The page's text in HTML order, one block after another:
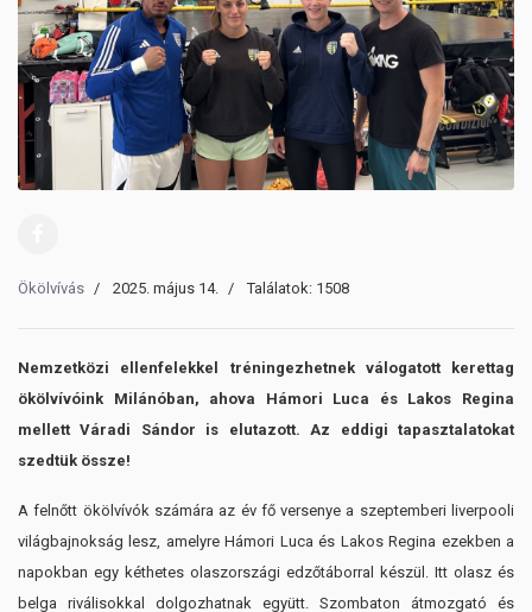
Ökölvívás 2025. május 14. Találatok: 1508
Nemzetközi ellenfelekkel tréningezhetnek válogatott kerettag
ökölvívóink Milánóban, ahova Hámori Luca és Lakos Regina
mellett Váradi Sándor is elutazott. Az eddigi tapasztalatokat
szedtük össze!
A felnőtt ökölvívók számára az év fő versenye a szeptemberi liverpooli
világbajnokság lesz, amelyre Hámori Luca és Lakos Regina ezekben a
napokban egy kéthetes olaszországi edzőtáborral készül. Itt olasz és
belga riválisokkal dolgozhatnak együtt. Szombaton átmozgató és